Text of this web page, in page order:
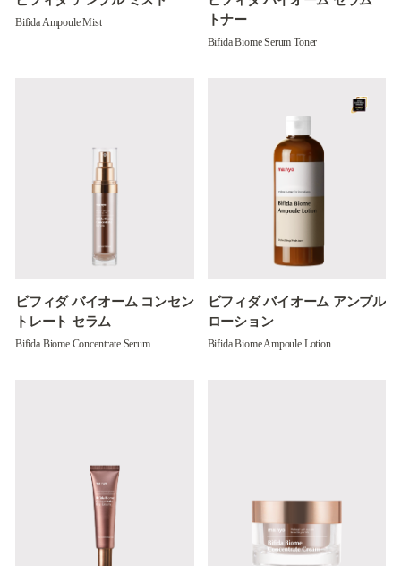
Bifida Ampoule Mist
トナー
Bifida Biome Serum Toner
ビフィダ バイオーム コンセン
トレート セラム
Bifida Biome Concentrate Serum
ビフィダ バイオーム アンプル
ローション
Bifida Biome Ampoule Lotion